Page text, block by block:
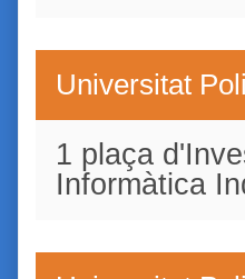
Universitat
1 plaça
Informàtica